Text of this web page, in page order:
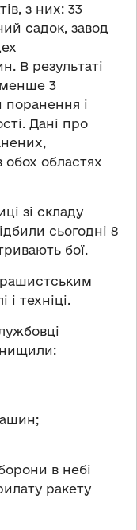
з них: 33
садок, завод
В результаті
3
поранення і
Дані про
областях
зі складу
сьогодні 8
бої.
рашистським
і техніці.
в небі
ракету